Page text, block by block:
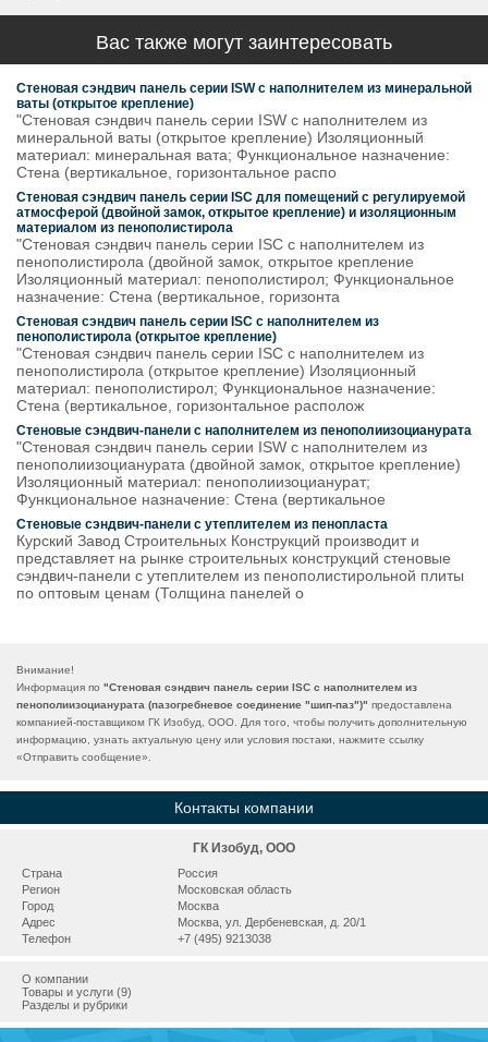
Вас также могут заинтересовать
Стеновая сэндвич панель серии ISW с наполнителем из минеральной
ваты (открытое крепление)
"Стеновая сэндвич панель серии ISW с наполнителем из
минеральной ваты (открытое крепление) Изоляционный
материал: минеральная вата; Функциональное назначение:
Стена (вертикальное, горизонтальное распо
Стеновая сэндвич панель серии ISC для помещений с регулируемой
атмосферой (двойной замок, открытое крепление) и изоляционным
материалом из пенополистирола
"Стеновая сэндвич панель серии ISС с наполнителем из
пенополистирола (двойной замок, открытое крепление
Изоляционный материал: пенополистирол; Функциональное
назначение: Стена (вертикальное, горизонта
Стеновая сэндвич панель серии ISС с наполнителем из
пенополистирола (открытое крепление)
"Стеновая сэндвич панель серии ISC с наполнителем из
пенополистирола (открытое крепление) Изоляционный
материал: пенополистирол; Функциональное назначение:
Стена (вертикальное, горизонтальное располож
Стеновые сэндвич-панели с наполнителем из пенополиизоцианурата
"Стеновая сэндвич панель серии ISW с наполнителем из
пенополиизоцианурата (двойной замок, открытое крепление)
Изоляционный материал: пенополиизоцианурат;
Функциональное назначение: Стена (вертикальное
Стеновые сэндвич-панели с утеплителем из пенопласта
Курский Завод Строительных Конструкций производит и
представляет на рынке строительных конструкций стеновые
сэндвич-панели с утеплителем из пенополистирольной плиты
по оптовым ценам (Толщина панелей о
Внимание!
Информация по "Стеновая сэндвич панель серии ISC с наполнителем из
пенополиизоцианурата (пазогребневое соединение "шип-паз")" предоставлена
компанией-поставщиком ГК Изобуд, ООО. Для того, чтобы получить дополнительную
информацию, узнать актуальную цену или условия постаки, нажмите ссылку
«Отправить сообщение».
Контакты компании
ГК Изобуд, ООО
Страна
Россия
Регион
Московская область
Город
Москва
Адрес
Москва, ул. Дербеневская, д. 20/1
Телефон
+7 (495) 9213038
О компании
Товары и услуги (9)
Разделы и рубрики